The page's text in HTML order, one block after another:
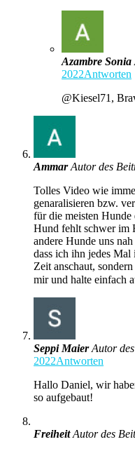
Azambre Sonia
2022Antworten
@Kiesel71,
Ammar Autor des
Tolles Video wie
genaralisieren bzw.
für die meisten Hunde
Hund fehlt schwer im
andere Hunde uns
dass ich ihn jedes
Zeit anschaut,
mir und halte einfach
Seppi Maier Autor
2022Antworten
Hallo Daniel, wir
so aufgebaut!
Freiheit Autor des